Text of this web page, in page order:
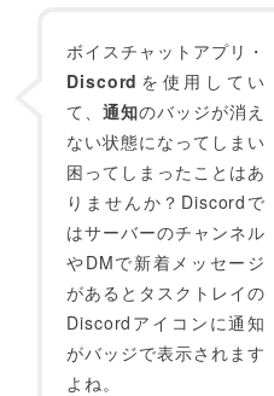
ボイスチャットアプリ・
Discord を使用してい
て、通知のバッジが消え
ない状態になってしまい
困ってしまったことはあ
りませんか？Discordで
はサーバーのチャンネル
やDMで新着メッセージ
があるとタスクトレイの
Discordアイコンに通知
がバッジで表示されます
よね。